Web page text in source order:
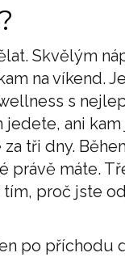
Skvělým
na víkend.
s
jedete, ani
tři dny.
právě máte.
proč jste
po příchodu